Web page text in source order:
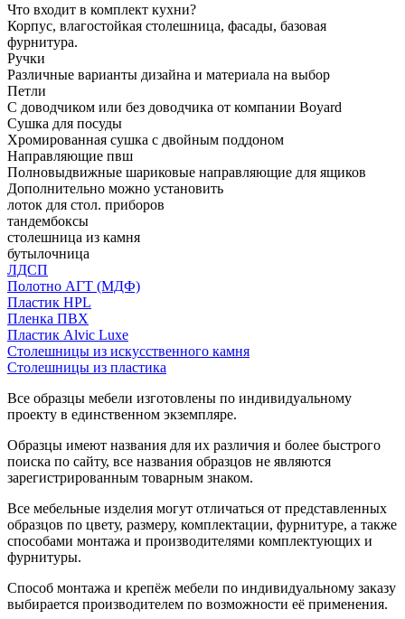
Что входит в комплект кухни?
Корпус, влагостойкая столешница, фасады, базовая
фурнитура.
Ручки
Различные варианты дизайна и материала на выбор
Петли
С доводчиком или без доводчика от компании Boyard
Сушка для посуды
Хромированная сушка с двойным поддоном
Направляющие пвш
Полновыдвижные шариковые направляющие для ящиков
Дополнительно можно установить
лоток для стол. приборов
тандембоксы
столешница из камня
бутылочница
ЛДСП
Полотно АГТ (МДФ)
Пластик HPL
Пленка ПВХ
Пластик Alvic Luxe
Столешницы из искусственного камня
Столешницы из пластика
Все образцы мебели изготовлены по индивидуальному
проекту в единственном экземпляре.
Образцы имеют названия для их различия и более быстрого
поиска по сайту, все названия образцов не являются
зарегистрированным товарным знаком.
Все мебельные изделия могут отличаться от представленных
образцов по цвету, размеру, комплектации, фурнитуре, а также
способами монтажа и производителями комплектующих и
фурнитуры.
Способ монтажа и крепёж мебели по индивидуальному заказу
выбирается производителем по возможности её применения.